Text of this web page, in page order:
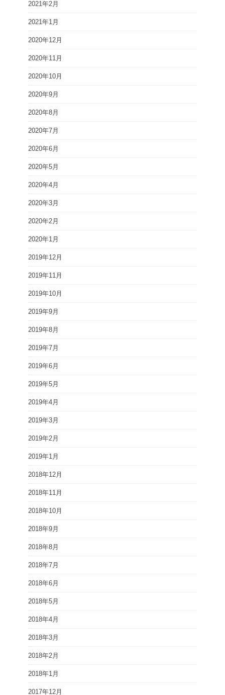
2021年2月
2021年1月
2020年12月
2020年11月
2020年10月
2020年9月
2020年8月
2020年7月
2020年6月
2020年5月
2020年4月
2020年3月
2020年2月
2020年1月
2019年12月
2019年11月
2019年10月
2019年9月
2019年8月
2019年7月
2019年6月
2019年5月
2019年4月
2019年3月
2019年2月
2019年1月
2018年12月
2018年11月
2018年10月
2018年9月
2018年8月
2018年7月
2018年6月
2018年5月
2018年4月
2018年3月
2018年2月
2018年1月
2017年12月